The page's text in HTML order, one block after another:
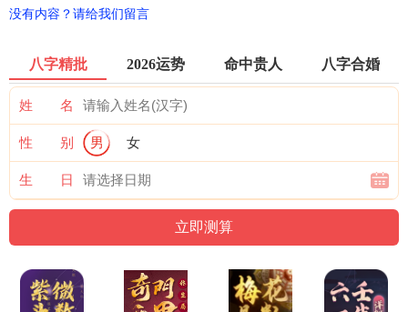
没有内容？请给我们留言
八字精批 2026运势 命中贵人 八字合婚
姓 名
性 别 男 女
生 日